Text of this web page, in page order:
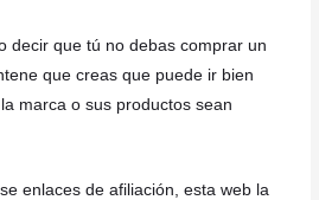
decir que tú no debas comprar un
que creas que puede ir bien
marca o sus productos sean
enlaces de afiliación, esta web la